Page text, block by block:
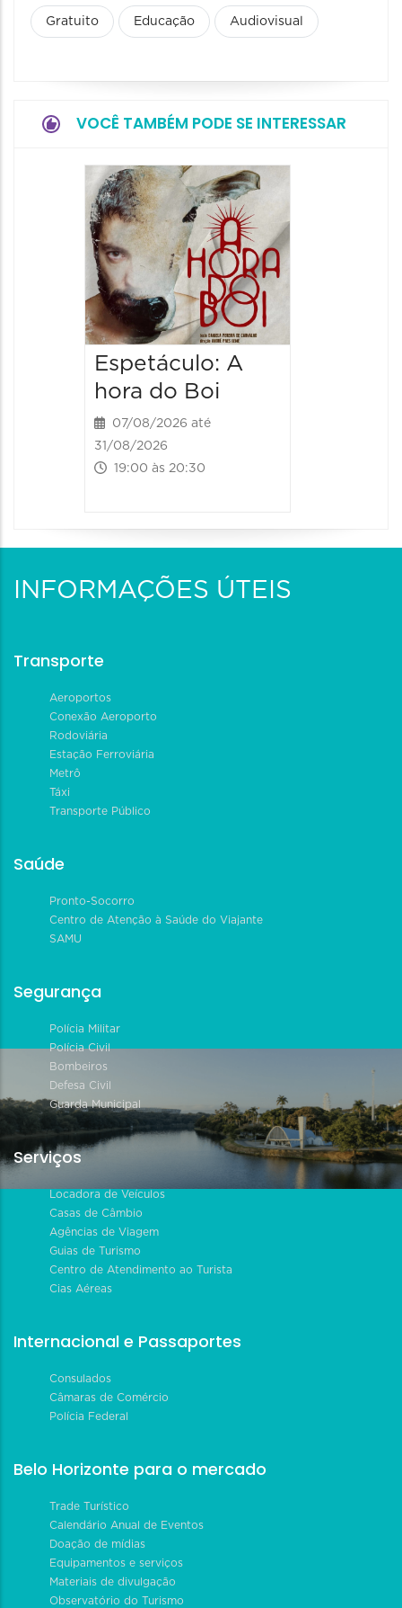
Gratuito Educação Audiovisual
VOCÊ TAMBÉM PODE SE INTERESSAR
Espetáculo: A
hora do Boi
07/08/2026 até
31/08/2026
19:00 às 20:30
INFORMAÇÕES ÚTEIS
Transporte
Aeroportos
Conexão Aeroporto
Rodoviária
Estação Ferroviária
Metrô
Táxi
Transporte Público
Saúde
Pronto-Socorro
Centro de Atenção à Saúde do Viajante
SAMU
Segurança
Polícia Militar
Polícia Civil
Bombeiros
Defesa Civil
Guarda Municipal
Serviços
Locadora de Veículos
Casas de Câmbio
Agências de Viagem
Guias de Turismo
Centro de Atendimento ao Turista
Cias Aéreas
Internacional e Passaportes
Consulados
Câmaras de Comércio
Polícia Federal
Belo Horizonte para o mercado
Trade Turístico
Calendário Anual de Eventos
Doação de mídias
Equipamentos e serviços
Materiais de divulgação
Observatório do Turismo